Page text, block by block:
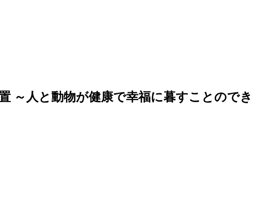
～人と動物が健康で幸福に暮すことのでき